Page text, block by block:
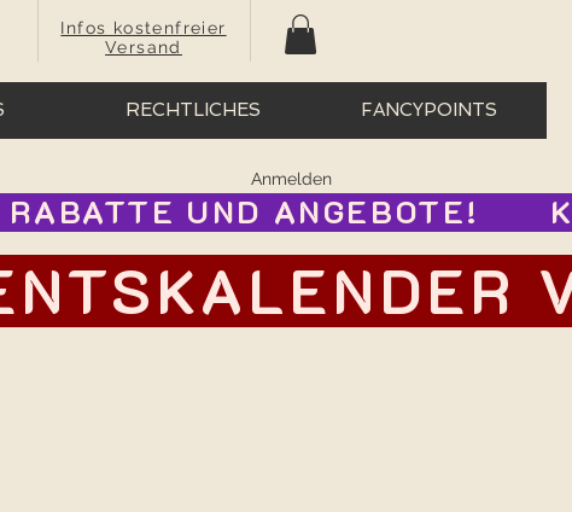
Infos kostenfreier
Versand
RECHTLICHES FANCYPOINTS
Anmelden
RABATTE UND ANGEBOTE!